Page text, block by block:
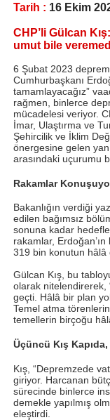
Tarih : 16 Ekim
CHP’li Gülcan
umut bile
6 Şubat 2023
Cumhurbaşkanı
tamamlayacağız”
rağmen, binlerce
mücadelesi veriyor.
İmar, Ulaştırma ve
Şehircilik ve İklim
önergesine gelen
arasındaki uçurumu
Rakamlar
Bakanlığın verdiği
edilen bağımsız
sonuna kadar
rakamlar,
319 bin konutun hâlâ
Gülcan Kış, bu
olarak nitelendirerek,
geçti. Hâlâ bir plan
Temel atma
temellerin birçoğu
Üçüncü Kış
Kış, “Depremzede
giriyor. Harcanan
sürecinde binlerce
demekle yapılmış
eleştirdi.